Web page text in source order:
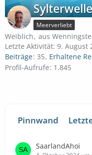
Meerverliebt
Weiblich aus
Letzte Aktivität: 9. August
Beiträge 35 Erhaltene
Profil-Aufrufe 1.845
Pinnwand
SaarlandAhoi